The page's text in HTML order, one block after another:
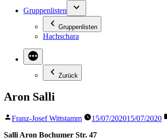
Gruppenlisten
Gruppenlisten
Hachschara
Zurück
Aron Salli
Veröffentlicht
Franz-Josef Wittstamm 15/07/202015/07/2020
Salli Aron Bochumer Str. 47